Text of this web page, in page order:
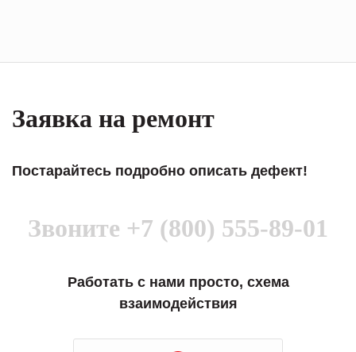
Заявка на ремонт
Постарайтесь подробно описать дефект!
Звоните +7 (800) 555-89-01
Работать с нами просто, схема
взаимодействия